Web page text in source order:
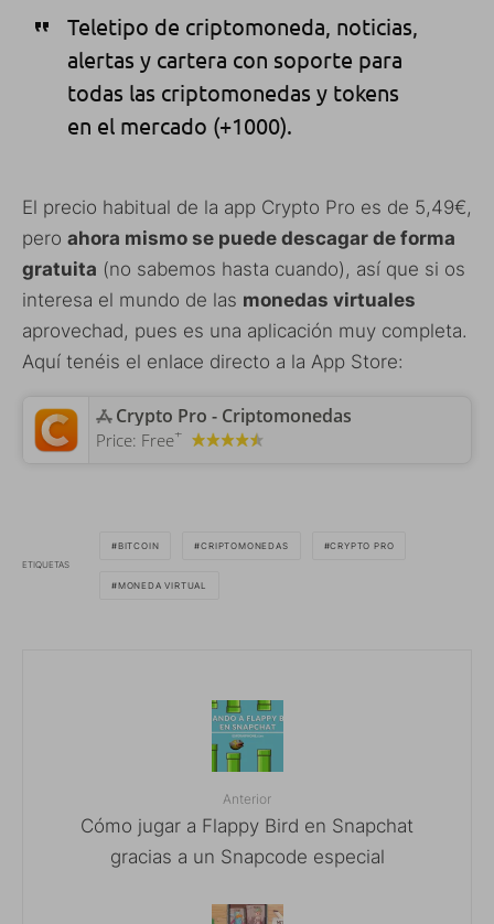
Teletipo de criptomoneda, noticias,
alertas y cartera con soporte para
todas las criptomonedas y tokens
en el mercado (+1000).
El precio habitual de la app Crypto Pro es de 5,49€,
pero ahora mismo se puede descagar de forma
gratuita (no sabemos hasta cuando), así que si os
interesa el mundo de las monedas virtuales
aprovechad, pues es una aplicación muy completa.
Aquí tenéis el enlace directo a la App Store:
‎Crypto Pro - Criptomonedas
Price: Free+
ETIQUETAS
BITCOIN CRIPTOMONEDAS CRYPTO PRO
MONEDA VIRTUAL
Anterior
Cómo jugar a Flappy Bird en Snapchat
gracias a un Snapcode especial